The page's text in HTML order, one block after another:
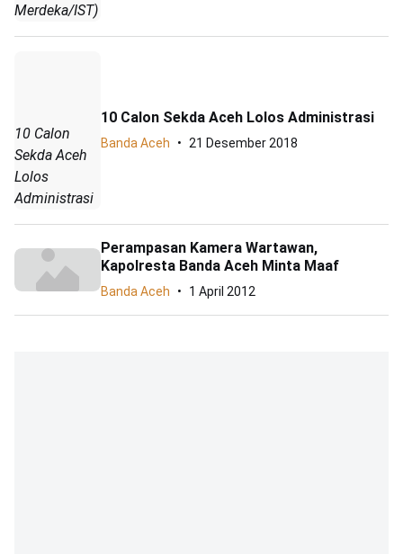
Merdeka/IST)
10 Calon
Sekda Aceh
Lolos
Administrasi
10 Calon Sekda Aceh Lolos Administrasi
Banda Aceh 21 Desember 2018
Perampasan Kamera Wartawan,
Kapolresta Banda Aceh Minta Maaf
Banda Aceh 1 April 2012